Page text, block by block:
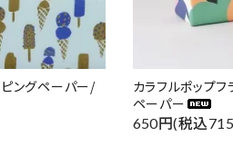
ングペーパー/
カラフルポップ
ペーパー
650円(税込